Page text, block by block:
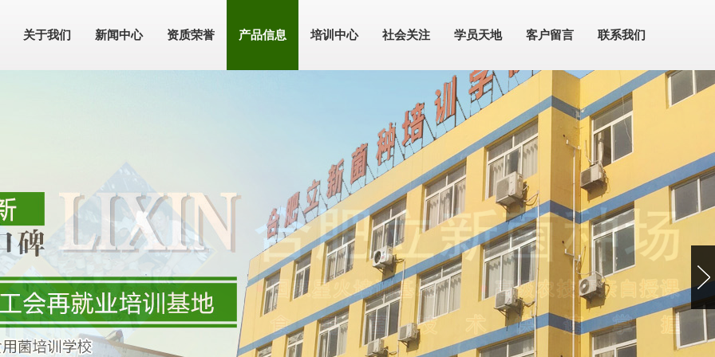
联系我们
客户留言
学员天地
社会关注
培训中心
产品信息
资质荣誉
新闻中心
关于我们